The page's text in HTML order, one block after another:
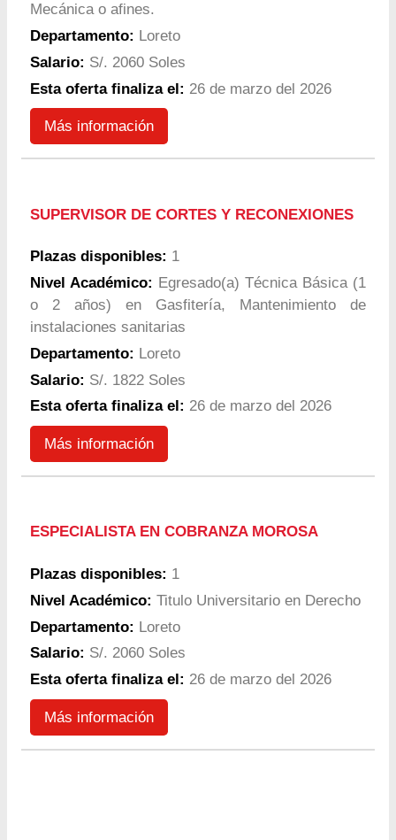
Mecánica o afines.
Departamento: Loreto
Salario: S/. 2060 Soles
Esta oferta finaliza el: 26 de marzo del 2026
Más información
SUPERVISOR DE CORTES Y RECONEXIONES
Plazas disponibles: 1
Nivel Académico: Egresado(a) Técnica Básica (1
o 2 años) en Gasfitería, Mantenimiento de
instalaciones sanitarias
Departamento: Loreto
Salario: S/. 1822 Soles
Esta oferta finaliza el: 26 de marzo del 2026
Más información
ESPECIALISTA EN COBRANZA MOROSA
Plazas disponibles: 1
Nivel Académico: Titulo Universitario en Derecho
Departamento: Loreto
Salario: S/. 2060 Soles
Esta oferta finaliza el: 26 de marzo del 2026
Más información